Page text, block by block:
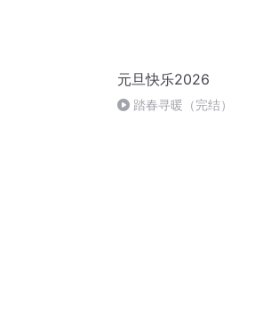
元旦快乐2026
踏春寻暖（完结）